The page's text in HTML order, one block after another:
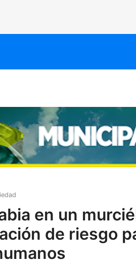
en un
de riesgo